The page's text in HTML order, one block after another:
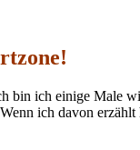
bin ich einige Male
ich davon